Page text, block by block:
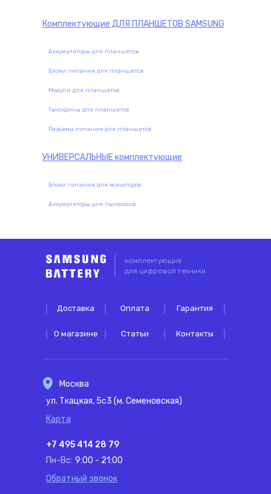
Комплектующие ДЛЯ ПЛАНШЕТОВ SAMSUNG
Аккумуляторы для планшетов
Блоки питания для планшетов
Модули для планшетов
Тачскрины для планшетов
Разъемы питания для планшетов
УНИВЕРСАЛЬНЫЕкомплектующие
Блоки питания для мониторов
Аккумуляторы для пылесосов
комплектующие
для цифровой техники
Доставка Оплата Гарантия
О магазине Статьи Контакты
Москва
ул. Ткацкая, 5с3 (м. Семеновская)
Карта
+7 495 414 28 79
Пн-Вс: 9:00 - 21:00
Обратный звонок